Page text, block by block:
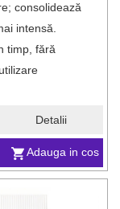
Adauga in cos
Detalii
consolidează
intensă.
timp, fără